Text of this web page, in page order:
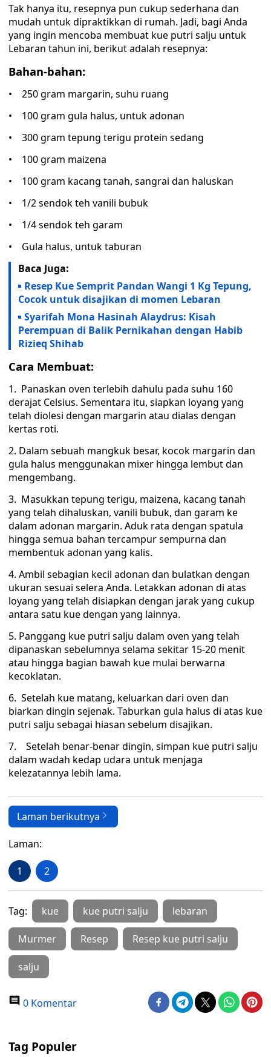
Tak hanya itu, resepnya pun cukup sederhana dan
mudah untuk dipraktikkan di rumah. Jadi, bagi Anda
yang ingin mencoba membuat kue putri salju untuk
Lebaran tahun ini, berikut adalah resepnya:
Bahan-bahan:
• 250 gram margarin, suhu ruang
• 100 gram gula halus, untuk adonan
• 300 gram tepung terigu protein sedang
• 100 gram maizena
• 100 gram kacang tanah, sangrai dan haluskan
• 1/2 sendok teh vanili bubuk
• 1/4 sendok teh garam
• Gula halus, untuk taburan
Baca Juga:
Resep Kue Semprit Pandan Wangi 1 Kg Tepung,
Cocok untuk disajikan di momen Lebaran
Syarifah Mona Hasinah Alaydrus: Kisah
Perempuan di Balik Pernikahan dengan Habib
Rizieq Shihab
Cara Membuat:
1. Panaskan oven terlebih dahulu pada suhu 160
derajat Celsius. Sementara itu, siapkan loyang yang
telah diolesi dengan margarin atau dialas dengan
kertas roti.
2. Dalam sebuah mangkuk besar, kocok margarin dan
gula halus menggunakan mixer hingga lembut dan
mengembang.
3. Masukkan tepung terigu, maizena, kacang tanah
yang telah dihaluskan, vanili bubuk, dan garam ke
dalam adonan margarin. Aduk rata dengan spatula
hingga semua bahan tercampur sempurna dan
membentuk adonan yang kalis.
4. Ambil sebagian kecil adonan dan bulatkan dengan
ukuran sesuai selera Anda. Letakkan adonan di atas
loyang yang telah disiapkan dengan jarak yang cukup
antara satu kue dengan yang lainnya.
5. Panggang kue putri salju dalam oven yang telah
dipanaskan sebelumnya selama sekitar 15-20 menit
atau hingga bagian bawah kue mulai berwarna
kecoklatan.
6. Setelah kue matang, keluarkan dari oven dan
biarkan dingin sejenak. Taburkan gula halus di atas kue
putri salju sebagai hiasan sebelum disajikan.
7. Setelah benar-benar dingin, simpan kue putri salju
dalam wadah kedap udara untuk menjaga
kelezatannya lebih lama.
Laman berikutnya
Laman:
1 2
Tag: kue kue putri salju lebaran
Murmer Resep Resep kue putri salju
salju
0 Komentar
Tag Populer